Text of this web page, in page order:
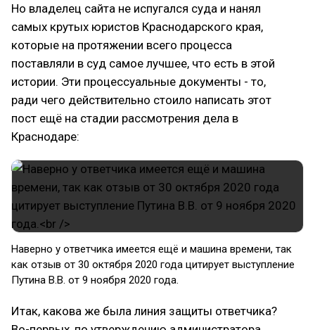
Но владелец сайта не испугался суда и нанял
самых крутых юристов Краснодарского края,
которые на протяжении всего процесса
поставляли в суд самое лучшее, что есть в этой
истории. Эти процессуальные документы - то,
ради чего действительно стоило написать этот
пост ещё на стадии рассмотрения дела в
Краснодаре:
Наверно у ответчика имеется ещё и машина времени, так
как отзыв от 30 октября 2020 года цитирует выступление
Путина В.В. от 9 ноября 2020 года.
Итак, какова же была линия защиты ответчика?